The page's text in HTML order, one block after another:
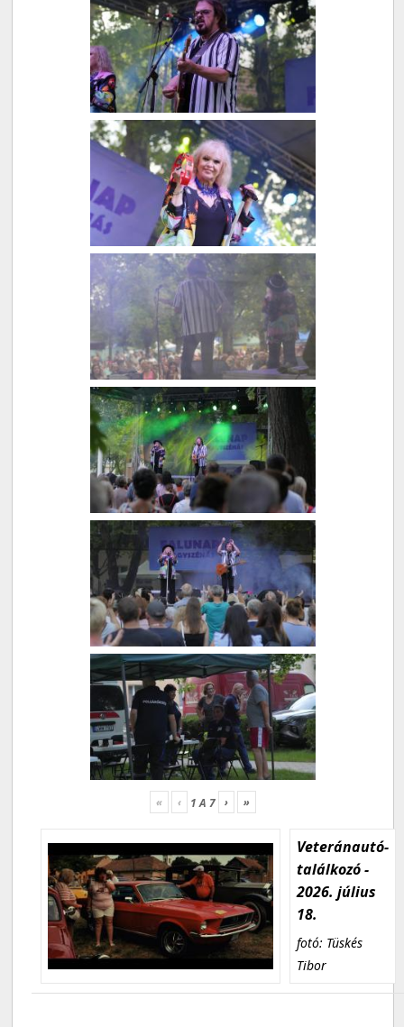
« ‹ 1A 7 › »
Veteránautó-
találkozó -
2026. július
18.
fotó: Tüskés
Tibor